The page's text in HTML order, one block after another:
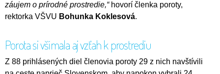
záujem o prírodné prostredie,“hovorí členka poroty,
rektorka VŠVU Bohunka Koklesová.
Porota si všímala aj vzťah k prostrediu
Z 88 prihlásených diel členovia poroty 29 z nich navštívili